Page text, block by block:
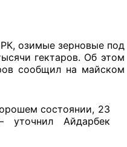
озимые зерновые под
гектаров. Об этом
сообщил на майском
состоянии, 23
уточнил Айдарбек